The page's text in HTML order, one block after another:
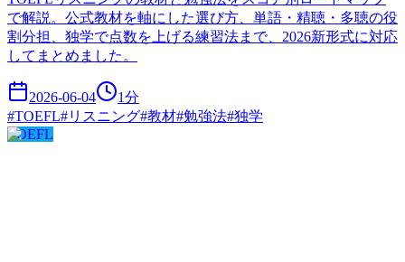
で解説。公式教材を軸にした選び方、単語・精聴・多聴の役
割分担、独学で点数を上げる練習法まで、2026新形式に対応
してまとめました。
2026-06-04 1分
#TOEFL#リスニング#教材#勉強法#独学
TOEFL